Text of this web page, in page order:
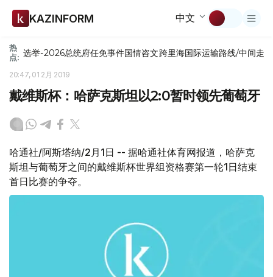
KAZINFORM 中文
热
点: 选举-2026总统府任免事件国情咨文跨里海国际运输路线/中间走廊
20:47, 01 2月 2019
戴维斯杯：哈萨克斯坦以2:0暂时领先葡萄牙
哈通社/阿斯塔纳/2月1日 -- 据哈通社体育网报道，哈萨克
斯坦与葡萄牙之间的戴维斯杯世界组资格赛第一轮1日结束
首日比赛的争夺。